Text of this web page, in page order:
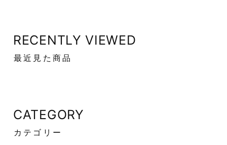
RECENTLY VIEWED
最近見た商品
CATEGORY
カテゴリー